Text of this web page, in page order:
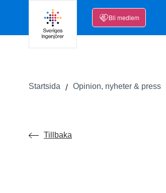
Bli medlem
Startsida Opinion, nyheter & press
Tillbaka